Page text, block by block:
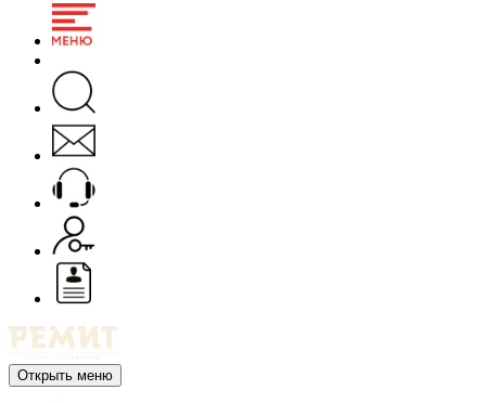
Открыть меню